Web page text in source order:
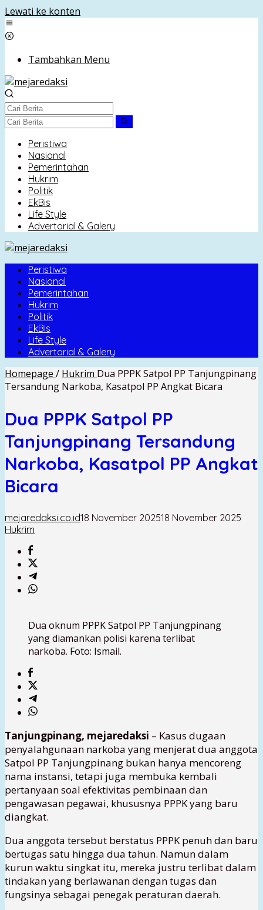
Lewati ke konten
Tambahkan Menu
Peristiwa
Nasional
Pemerintahan
Hukrim
Politik
EkBis
Life Style
Advertorial & Galery
Peristiwa
Nasional
Pemerintahan
Hukrim
Politik
EkBis
Life Style
Advertorial & Galery
Homepage / Hukrim Dua PPPK Satpol PP Tanjungpinang
Tersandung Narkoba, Kasatpol PP Angkat Bicara
Dua PPPK Satpol PP
Tanjungpinang Tersandung
Narkoba, Kasatpol PP Angkat
Bicara
mejaredaksi.co.id18 November 202518 November 2025
Hukrim
Dua oknum PPPK Satpol PP Tanjungpinang
yang diamankan polisi karena terlibat
narkoba. Foto: Ismail.
Tanjungpinang, mejaredaksi – Kasus dugaan
penyalahgunaan narkoba yang menjerat dua anggota
Satpol PP Tanjungpinang bukan hanya mencoreng
nama instansi, tetapi juga membuka kembali
pertanyaan soal efektivitas pembinaan dan
pengawasan pegawai, khususnya PPPK yang baru
diangkat.
Dua anggota tersebut berstatus PPPK penuh dan baru
bertugas satu hingga dua tahun. Namun dalam
kurun waktu singkat itu, mereka justru terlibat dalam
tindakan yang berlawanan dengan tugas dan
fungsinya sebagai penegak peraturan daerah.